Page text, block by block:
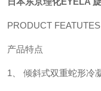
PRODUCT FEATUTES
产品特点
1、 倾斜式双重蛇形冷